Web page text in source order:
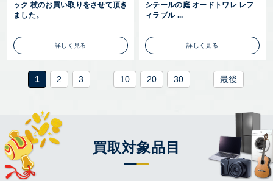
ック 杖のお買い取りをさせて頂き
ました。
詳しく見る
シテールの庭 オードトワレ レフ
ィラブル ...
詳しく見る
1 2 3 ... 10 20 30 ... 最後
買取対象品目